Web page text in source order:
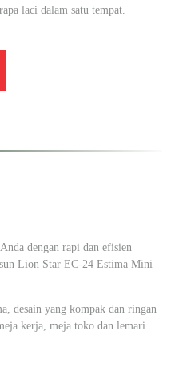
laci dalam satu tempat.
dengan rapi dan efisien
Lion Star EC-24 Estima Mini
desain yang kompak dan ringan
kerja, meja toko dan lemari